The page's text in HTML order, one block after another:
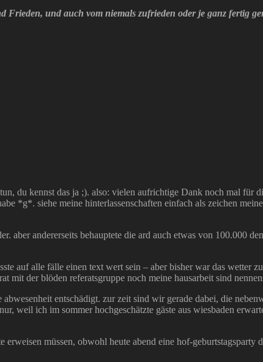
und auch vom niemals zufrieden oder je ganz fertig
du kennst das ja ;). also: vielen aufrichtige Dank noch mal für
*g*. siehe meine hinterlassenschaften einfach als zeichen
andererseits behauptete die ard auch etwas von 100.000
auf alle fälle einen text wert sein – aber bisher war das wetter
der blöden referatsgruppe noch meine hausarbeit sind
entschädigt. zur zeit sind wir gerade dabei, die
weil ich im sommer hochgeschätzte gäste aus wiesbaden
müssen, obwohl heute abend eine hof-geburtstagsparty